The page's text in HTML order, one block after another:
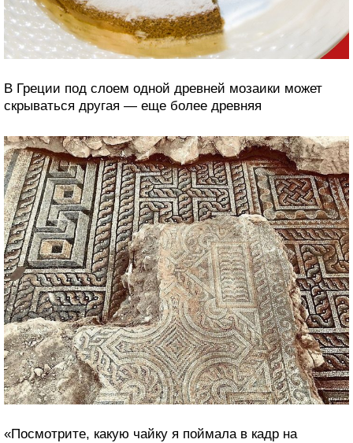
В Греции под слоем одной древней мозаики может
скрываться другая — еще более древняя
«Посмотрите, какую чайку я поймала в кадр на